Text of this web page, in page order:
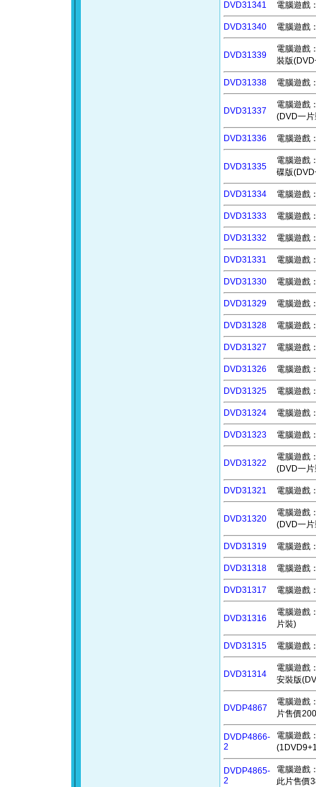
DVD31341 電腦遊戲
DVD31340 電腦遊戲
DVD31339
電腦遊戲
裝版
DVD31338 電腦遊戲
DVD31337
電腦遊戲
(DVD一
DVD31336 電腦遊戲
DVD31335
電腦遊戲
碟版
DVD31334 電腦遊戲
DVD31333 電腦遊戲
DVD31332 電腦遊戲
DVD31331 電腦遊戲
DVD31330 電腦遊戲
DVD31329 電腦遊戲
DVD31328 電腦遊戲
DVD31327 電腦遊戲
DVD31326 電腦遊戲
DVD31325 電腦遊戲
DVD31324 電腦遊戲
DVD31323 電腦遊戲
DVD31322
電腦遊戲
(DVD一
DVD31321 電腦遊戲
DVD31320
電腦遊戲
(DVD一
DVD31319 電腦遊戲
DVD31318 電腦遊戲
DVD31317 電腦遊戲
DVD31316
電腦遊戲
片裝)
DVD31315 電腦遊戲
DVD31314
電腦遊戲
安裝版
DVDP4867
電腦遊戲
片售價
DVDP4866-
2
電腦遊戲
DVDP4865-
2
電腦遊戲
此片售價